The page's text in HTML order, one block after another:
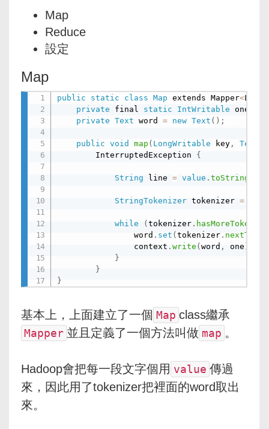
Map
Reduce
設定
Map
public static class Map extends Mapper<
private final static IntWritable one
private
Text word = new Text ( ) ;
public void map ( LongWritable key , Text
        InterruptedException
{
String line = value .toString
StringTokenizer tokenizer =
while (tokenizer . hasMoreTokens
                word
. set (tokenizer . nextToken
                context
.write (word , one
}
}
}
基本上，上面建立了一個 Map class繼承
Mapper 並且定義了一個方法叫做 map 。
Hadoop會把每一段文字個用 value 傳過
來，因此用了tokenizer把裡面的word取出
來。